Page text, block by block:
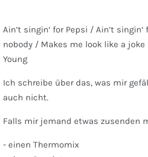
Ain’t singin‘ for Pepsi / Ain’t
nobody / Makes me look like a joke
Young
Ich schreibe über das, was mir
auch nicht.
Falls mir jemand etwas zusenden
- einen Thermomix